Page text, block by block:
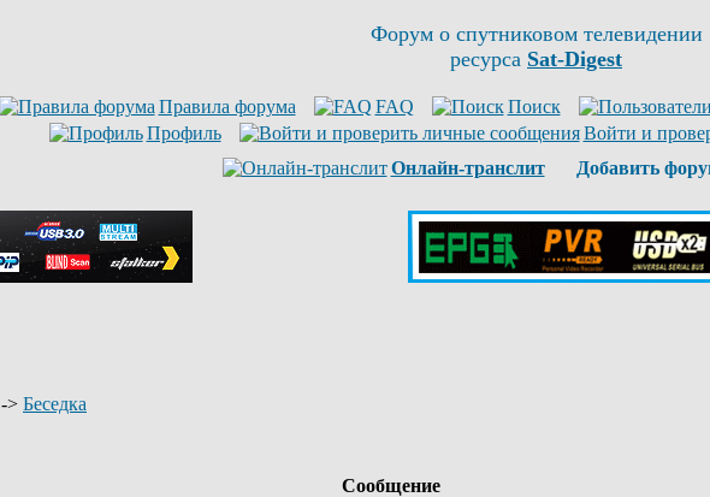
Форум о спутниковом телевидении
ресурса Sat-Digest
Правила форума FAQ Поиск
Профиль
Войти и
Онлайн-транслит
Добавить
-> Беседка
Сообщение